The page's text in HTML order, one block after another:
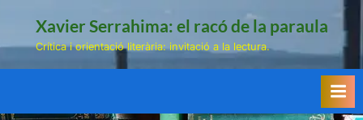
Xavier Serrahima: el racó de la paraula
Crítica i orientació literària: invitació a la lectura.